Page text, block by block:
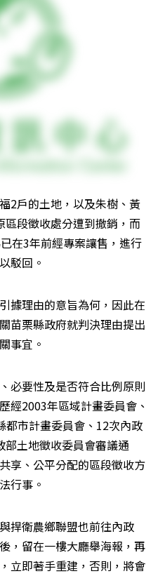
2戶的土地，以及朱樹、黃
段徵收處分遭到撤銷，而
在3年前經專案讓售，進行
駁回。
據理由的意旨為何，因此在
苗栗縣政府就判決理由提出
事宜。
必要性及是否符合比例原則
經2003年區域計畫委員會、
都市計畫委員會、12次內政
土地徵收委員會審議通
享、公平分配的區段徵收方
行事。
捍衛農鄉聯盟也前往內政
，留在一樓大廳舉海報，再
立即著手重建，否則，將會